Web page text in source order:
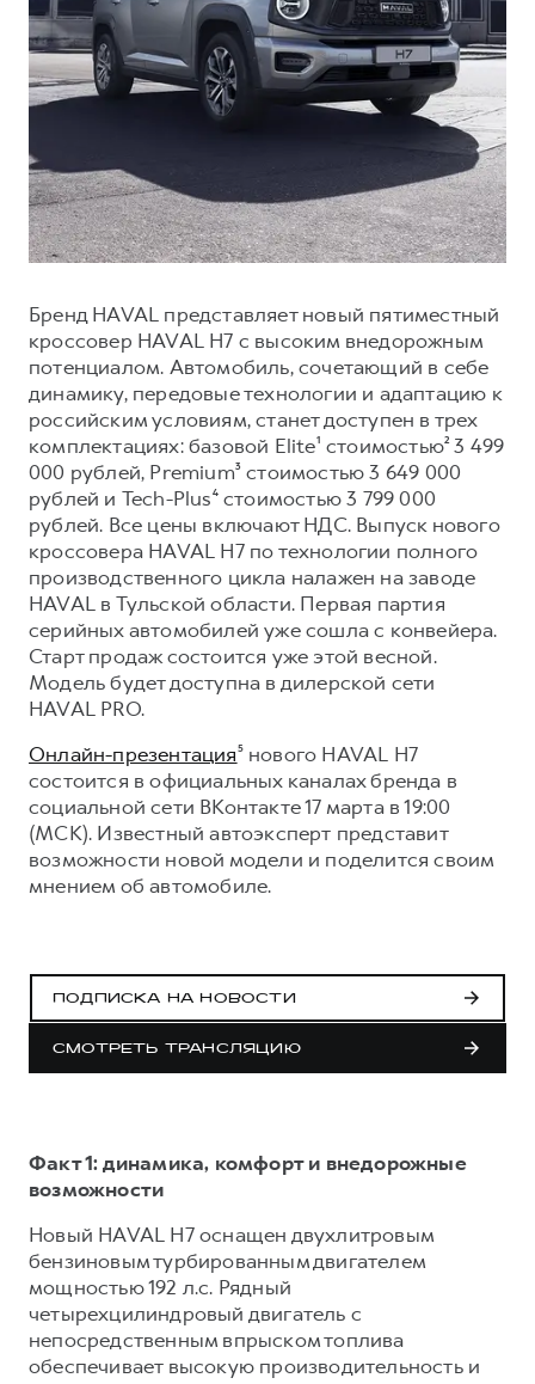
H7 H9
Тест-драйв
Трейд-ин
Кредитный калькулятор
Страхование
Кредит
КОРПОРАТИВНЫМ КЛИЕНТАМ
Для малого бизнеса
Корпоративным клиентам
Крупным корпоративным клиентам
Система управления автопарком
Сервис для корпоративных клиентов
HAVAL Лизинг
АКСЕССУАРЫ HAVAL
Автомобильные аксессуары
Коллекция Базовая
Коллекция Детская
СЕРВИСНОЕ ОБСЛУЖИВАНИЕ
Нулевое ТО
Программа «Помощь на дороге»
Регламенты технического обслуживания
Электронный ПТС
ПОДДЕРЖКА
GWM Безопасность
Гарантия HAVAL
Мобильное приложение GWM
Программа «HAVAL Защита+»
Руководства по эксплуатации
Подписки
АКСЕССУАРЫ HAVAL
Автомобильные аксессуары
Коллекция PRO
Коллекция Базовая
О дилере
Наша команда
Бренд HAVAL представляет новый пятиместный
кроссовер HAVAL H7 с высоким внедорожным
потенциалом. Автомобиль, сочетающий в себе
динамику, передовые технологии и адаптацию к
российским условиям, станет доступен в трех
комплектациях: базовой Elite¹ стоимостью² 3 499
000 рублей, Premium³ стоимостью 3 649 000
рублей и Tech-Plus⁴ стоимостью 3 799 000
рублей. Все цены включают НДС. Выпуск нового
кроссовера HAVAL H7 по технологии полного
производственного цикла налажен на заводе
HAVAL в Тульской области. Первая партия
серийных автомобилей уже сошла с конвейера.
Старт продаж состоится уже этой весной.
Модель будет доступна в дилерской сети
HAVAL PRO.
Онлайн-презентация⁵ нового HAVAL H7
состоится в официальных каналах бренда в
социальной сети ВКонтакте 17 марта в 19:00
(МСК). Известный автоэксперт представит
возможности новой модели и поделится своим
мнением об автомобиле.
ПОДПИСКА НА НОВОСТИ
СМОТРЕТЬ ТРАНСЛЯЦИЮ
Факт 1: динамика, комфорт и внедорожные
возможности
Новый HAVAL H7 оснащен двухлитровым
бензиновым турбированным двигателем
мощностью 192 л.с. Рядный
четырехцилиндровый двигатель с
непосредственным впрыском топлива
обеспечивает высокую производительность и